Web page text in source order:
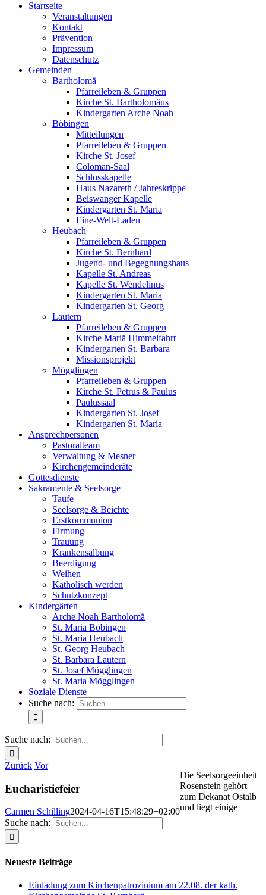
Startseite
Veranstaltungen
Kontakt
Prävention
Impressum
Datenschutz
Gemeinden
Bartholomä
Pfarreileben & Gruppen
Kirche St. Bartholomäus
Kindergarten Arche Noah
Böbingen
Mitteilungen
Pfarreileben & Gruppen
Kirche St. Josef
Coloman-Saal
Schlosskapelle
Haus Nazareth / Jahreskrippe
Beiswanger Kapelle
Kindergarten St. Maria
Eine-Welt-Laden
Heubach
Pfarreileben & Gruppen
Kirche St. Bernhard
Jugend- und Begegnungshaus
Kapelle St. Andreas
Kapelle St. Wendelinus
Kindergarten St. Maria
Kindergarten St. Georg
Lautern
Pfarreileben & Gruppen
Kirche Mariä Himmelfahrt
Kindergarten St. Barbara
Missionsprojekt
Mögglingen
Pfarreileben & Gruppen
Kirche St. Petrus & Paulus
Paulussaal
Kindergarten St. Josef
Kindergarten St. Maria
Ansprechpersonen
Pastoralteam
Verwaltung & Mesner
Kirchengemeinderäte
Gottesdienste
Sakramente & Seelsorge
Taufe
Seelsorge & Beichte
Erstkommunion
Firmung
Trauung
Krankensalbung
Beerdigung
Weihen
Katholisch werden
Schutzkonzept
Kindergärten
Arche Noah Bartholomä
St. Maria Böbingen
St. Maria Heubach
St. Georg Heubach
St. Barbara Lautern
St. Josef Mögglingen
St. Maria Mögglingen
Soziale Dienste
Suche nach:
Suche nach:
Zurück Vor
Eucharistiefeier
Carmen Schilling2024-04-16T15:48:29+02:00
Suche nach:
Neueste Beiträge
Einladung zum Kirchenpatrozinium am 22.08. der kath.
Die Seelsorgeeinheit
Rosenstein gehört
zum Dekanat Ostalb
und liegt einige